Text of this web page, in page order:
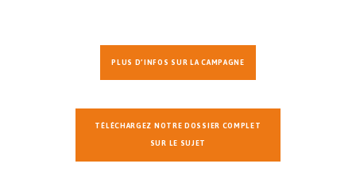
PLUS D’INFOS SUR LA CAMPAGNE
TÉLÉCHARGEZ NOTRE DOSSIER COMPLET
SUR LE SUJET